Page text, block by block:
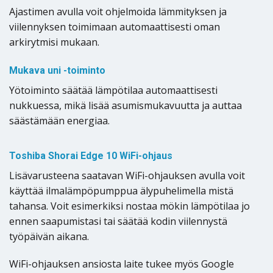
Ajastimen avulla voit ohjelmoida lämmityksen ja
viilennyksen toimimaan automaattisesti oman
arkirytmisi mukaan.
Mukava uni -toiminto
Yötoiminto säätää lämpötilaa automaattisesti
nukkuessa, mikä lisää asumismukavuutta ja auttaa
säästämään energiaa.
Toshiba Shorai Edge 10 WiFi-ohjaus
Lisävarusteena saatavan WiFi-ohjauksen avulla voit
käyttää ilmalämpöpumppua älypuhelimella mistä
tahansa. Voit esimerkiksi nostaa mökin lämpötilaa jo
ennen saapumistasi tai säätää kodin viilennystä
työpäivän aikana.
WiFi-ohjauksen ansiosta laite tukee myös Google